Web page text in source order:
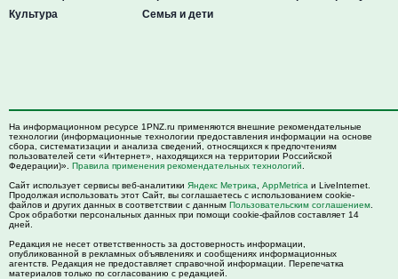
Культура
Семья и дети
На информационном ресурсе 1PNZ.ru применяются внешние рекомендательные
технологии (информационные технологии предоставления информации на основе
сбора, систематизации и анализа сведений, относящихся к предпочтениям
пользователей сети «Интернет», находящихся на территории Российской
Федерации)». Правила применения рекомендательных технологий
Сайт использует сервисы веб-аналитики Яндекс Метрика AppMetrica и LiveInternet.
Продолжая использовать этот Сайт, вы соглашаетесь с использованием cookie-
файлов и других данных в соответствии с данным Пользовательским соглашением
Срок обработки персональных данных при помощи cookie-файлов составляет 14
дней.
Редакция не несет ответственность за достоверность информации,
опубликованной в рекламных объявлениях и сообщениях информационных
агентств. Редакция не предоставляет справочной информации. Перепечатка
материалов только по согласованию с редакцией.